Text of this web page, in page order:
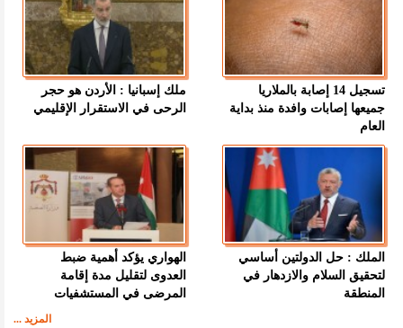
تسجيل 14 إصابة بالملاريا
جميعها إصابات وافدة منذ بداية
العام
ملك إسبانيا : الأردن هو حجر
الرحى في الاستقرار الإقليمي
الملك : حل الدولتين أساسي
لتحقيق السلام والازدهار في
المنطقة
الهواري يؤكد أهمية ضبط
العدوى لتقليل مدة إقامة
المرضى في المستشفيات
المزيد ...